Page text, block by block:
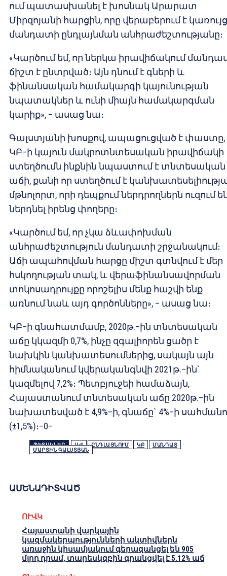
ում պատասխանել է խոսնակ Արարատ
Միրզոյանի հարցին, որը վերաբերում է
մանդատի ընդլայնման անհրաժեշտությանը։
«Կարծում եմ, որ ներկա իրավիճակում
ճիշտ է ընտրված։ Այն դնում է գների և
ֆինանսական համակարգի կայունության
նպատակներ և ունի միայն համակարգման
կարիք», – ասաց նա։
Գալստյանի խոսքով, ապացուցված է փաստը,
ԿԲ–ի կայուն մակրոտնտեսական իրավիճակի
ստեղծումն ինքնին նպաստում է տնտեսական
աճի, քանի որ ստեղծում է
մթնոլորտ, որի դեպքում ներդրողներն ուզում
ներդնել իրենց փողերը։
«Կարծում եմ, որ չկա ձևափոխման
անհրաժեշտություն մանդատի շրջանակում։
Աճի ապահովման հարցը միշտ գտնվում է մեր
հսկողության տակ, և վերաֆինանսավորման
տոկոսադրույքը որոշելիս մենք հաշվի ենք
առնում նաև այդ գործոնները», – ասաց նա։
ԿԲ–ի գնահատմամբ, 2020թ.–ին տնտեսական
աճը կկազմի 0,7%, ինչը զգալիորեն ցածր է
նախկին կանխատեսումներից, սակայն այն
հիմնականում կվերականգնվի 2021թ.–ին`
կազմելով 7,2%։ Պետբյուջեի համաձայն,
Հայաստանում տնտեսական աճը 2020թ.–ին
նախատեսված է 4,9%–ի, գնաճը` 4%–ի
(±1,5%)։–0–
ՊԻՏԱԿՆԵՐ ԱԺ ԸՆԴԼԱՅՆՈՒՄ ԿԲ
ՄԱՆԴԱՏ
ՄԱՐՏԻՆ ԳԱԼՍՏՅԱՆ
ԱՄԵՆԱԴԻՏՎԱԾ
ՈՒՎԿ
Հայաստանի վարկային
կազմակերպությունների ակտիվներն
առաջին կիսամյակում գերազանցել են 905
մլրդ դրամ, տարեսկզբին գրանցվել է 5.12% աճ